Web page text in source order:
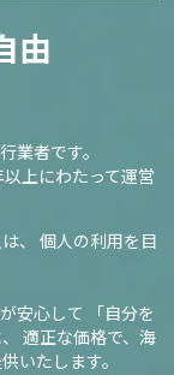
由
業者です。
以上にわたって運営
、 個人の利用を目
安心して
「自分を
適正な価格で、海
いたします。